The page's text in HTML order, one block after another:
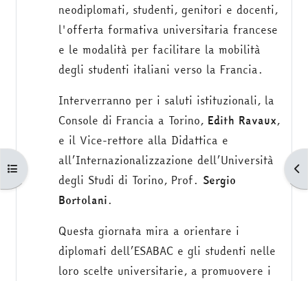
Apri indice del corso
neodiplomati, studenti, genitori e docenti,
l'offerta formativa universitaria francese
e le modalità per facilitare la mobilità
degli studenti italiani verso la Francia.
Interverranno per i saluti istituzionali, la
Console di Francia a Torino, Edith Ravaux,
e il Vice-rettore alla Didattica e
all’Internazionalizzazione dell’Università
degli Studi di Torino, Prof. Sergio
Bortolani.
Questa giornata mira a orientare i
diplomati dell’ESABAC e gli studenti nelle
loro scelte universitarie, a promuovere i